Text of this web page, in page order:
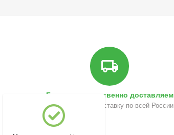
Быстро и качественно доставляем
Осуществляем доставку по всей России